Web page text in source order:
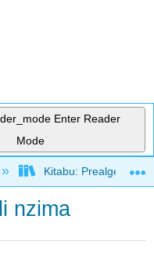
Enter Reader
Mode
hierarchy
Kitabu: Prealgebra
nzima